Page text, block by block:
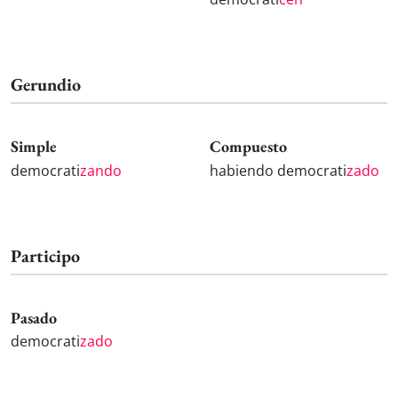
Gerundio
Simple
democratizando
Compuesto
habiendo democratizado
Participo
Pasado
democratizado